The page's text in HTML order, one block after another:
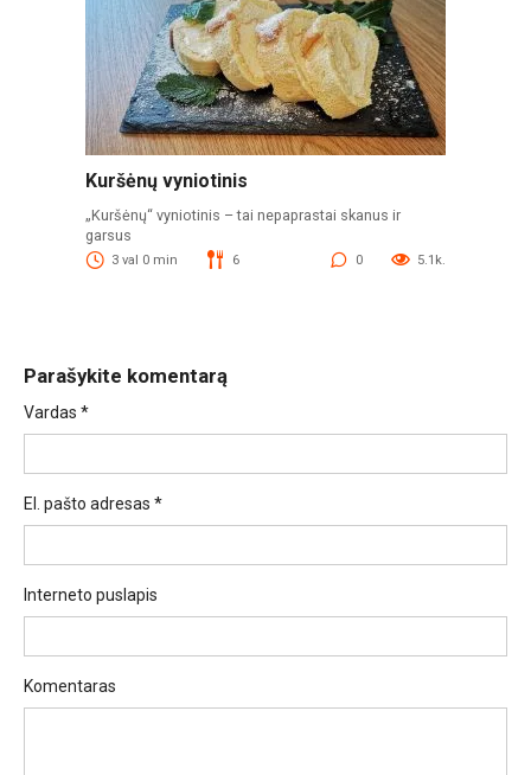
Kuršėnų vyniotinis
„Kuršėnų“ vyniotinis – tai nepaprastai skanus ir
garsus
3 val 0 min 6 0 5.1k.
Parašykite komentarą
Vardas *
El. pašto adresas *
Interneto puslapis
Komentaras